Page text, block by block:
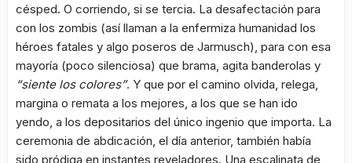
césped. O corriendo, si se tercia. La desafectación para
con los zombis (así llaman a la enfermiza humanidad los
héroes fatales y algo poseros de Jarmusch), para con esa
mayoría (poco silenciosa) que brama, agita banderolas y
“siente los colores”. Y que por el camino olvida, relega,
margina o remata a los mejores, a los que se han ido
yendo, a los depositarios del único ingenio que importa. La
ceremonia de abdicación, el día anterior, también había
sido pródiga en instantes reveladores. Una escalinata de